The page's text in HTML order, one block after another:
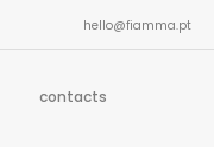
hello@fiamma.pt
contacts